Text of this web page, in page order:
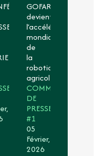
GOFAR
devient
l’accélérateur
mondial
de
la
robotique
agricole
COMMUNIQUÉ
DE
PRESSE
#1
05
Février,
2026